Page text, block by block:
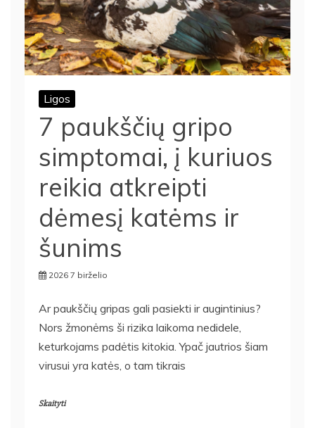
Ligos
7 paukščių gripo
simptomai, į kuriuos
reikia atkreipti
dėmesį katėms ir
šunims
2026 7 birželio
Ar paukščių gripas gali pasiekti ir augintinius?
Nors žmonėms ši rizika laikoma nedidele,
keturkojams padėtis kitokia. Ypač jautrios šiam
virusui yra katės, o tam tikrais
Skaityti